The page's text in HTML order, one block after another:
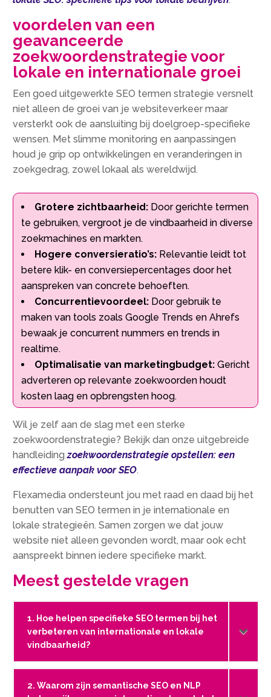
voordelen van een
geavanceerde
zoekwoordenstrategie voor
lokale en internationale groei
Een goed uitgewerkte SEO termen strategie versnelt
niet alleen de groei van je websiteverkeer maar
versterkt ook de aansluiting bij doelgroep-specifieke
wensen. Met slimme monitoring en aanpassingen
houd je grip op ontwikkelingen en veranderingen in
zoekgedrag, zowel lokaal als wereldwijd.
Grotere zichtbaarheid: Door gerichte termen
te gebruiken, vergroot je de vindbaarheid in diverse
zoekmachines en markten.
Hogere conversieratio’s: Relevantie leidt tot
betere klik- en conversiepercentages door het
aanspreken van concrete behoeften.
Concurrentievoordeel: Door gebruik te
maken van tools zoals Google Trends en Ahrefs
bewaak je concurrent nummers en trends in
realtime.
Optimalisatie van marketingbudget: Gericht
adverteren op relevante zoekwoorden houdt
kosten laag en opbrengsten hoog.
Wil je zelf aan de slag met een sterke
zoekwoordenstrategie? Bekijk dan onze uitgebreide
handleidingzoekwoordenstrategie opstellen: een
effectieve aanpak voor SEO.
Flexamedia ondersteunt jou met raad en daad bij het
benutten van SEO termen in je internationale en
lokale strategieën. Samen zorgen we dat jouw
website niet alleen gevonden wordt, maar ook echt
aanspreekt binnen iedere specifieke markt.
Meest gestelde vragen
1. Hoe helpen specifieke SEO termen bij het
verbeteren van internationale en lokale
vindbaarheid?
2. Waarom zijn semantische SEO en NLP